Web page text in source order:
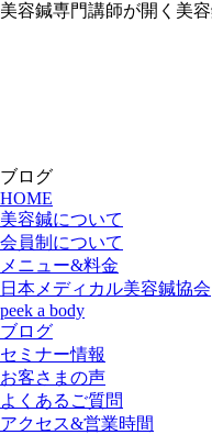
美容鍼専門講師が開く美
ブログ
HOME
美容鍼について
会員制について
メニュー&料金
日本メディカル美容鍼協会
peek a body
ブログ
セミナー情報
お客さまの声
よくあるご質問
アクセス&営業時間